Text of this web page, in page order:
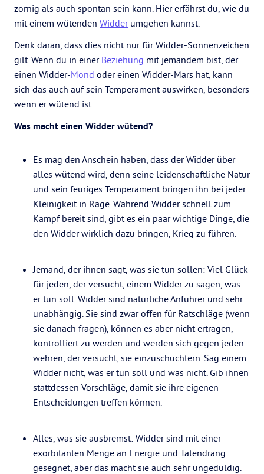
zornig als auch spontan sein kann. Hier erfährst du, wie du
mit einem wütenden Widderumgehen kannst.
Denk daran, dass dies nicht nur für Widder-Sonnenzeichen
gilt. Wenn du in einer Beziehung mit jemandem bist, der
einen Widder-Mond oder einen Widder-Mars hat, kann
sich das auch auf sein Temperament auswirken, besonders
wenn er wütend ist.
Was macht einen Widder wütend?
Es mag den Anschein haben, dass der Widder über
alles wütend wird, denn seine leidenschaftliche Natur
und sein feuriges Temperament bringen ihn bei jeder
Kleinigkeit in Rage. Während Widder schnell zum
Kampf bereit sind, gibt es ein paar wichtige Dinge, die
den Widder wirklich dazu bringen, Krieg zu führen.
Jemand, der ihnen sagt, was sie tun sollen: Viel Glück
für jeden, der versucht, einem Widder zu sagen, was
er tun soll. Widder sind natürliche Anführer und sehr
unabhängig. Sie sind zwar offen für Ratschläge (wenn
sie danach fragen), können es aber nicht ertragen,
kontrolliert zu werden und werden sich gegen jeden
wehren, der versucht, sie einzuschüchtern. Sag einem
Widder nicht, was er tun soll und was nicht. Gib ihnen
stattdessen Vorschläge, damit sie ihre eigenen
Entscheidungen treffen können.
Alles, was sie ausbremst: Widder sind mit einer
exorbitanten Menge an Energie und Tatendrang
gesegnet, aber das macht sie auch sehr ungeduldig.